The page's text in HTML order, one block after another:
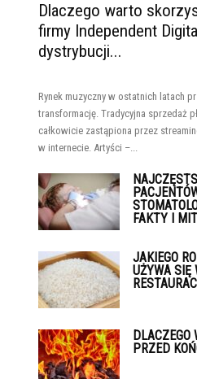
Dlaczego warto
firmy Independent
dystrybucji...
Rynek muzyczny w ostatnich latach
transformację. Tradycyjna sprzedaż
całkowicie zastąpiona przez
w internecie. Artyści –...
FAKTY I
JAKIEGO
UŻYWA SIĘ
DLACZEGO
PRZED